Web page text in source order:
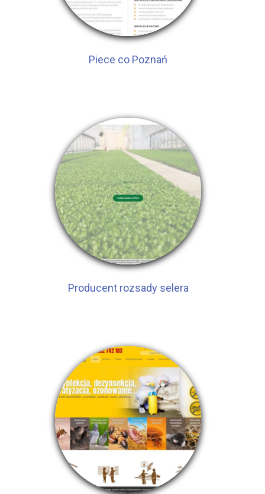
Piece co Poznań
Producent rozsady selera